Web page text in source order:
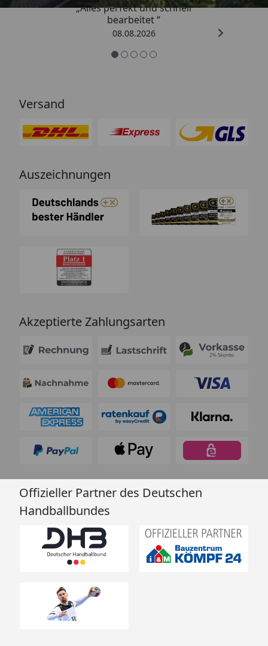
„Alles perfekt und schnell
bearbeitet “
08.08.2026
Versand
Auszeichnungen
Akzeptierte Zahlungsarten
Offizieller Partner des Deutschen
Handballbundes